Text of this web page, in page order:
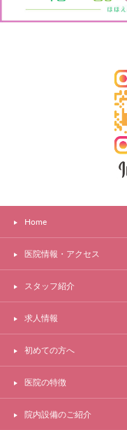
Home
医院情報・アクセス
スタッフ紹介
求人情報
初めての方へ
医院の特徴
院内設備のご紹介